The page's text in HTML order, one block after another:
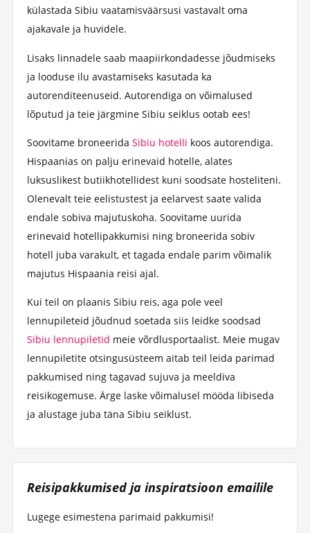
külastada Sibiu vaatamisväärsusi vastavalt oma
ajakavale ja huvidele.
Lisaks linnadele saab maapiirkondadesse jõudmiseks
ja looduse ilu avastamiseks kasutada ka
autorenditeenuseid. Autorendiga on võimalused
lõputud ja teie järgmine Sibiu seiklus ootab ees!
Soovitame broneerida Sibiu hotelli koos autorendiga.
Hispaanias on palju erinevaid hotelle, alates
luksuslikest butiikhotellidest kuni soodsate hosteliteni.
Olenevalt teie eelistustest ja eelarvest saate valida
endale sobiva majutuskoha. Soovitame uurida
erinevaid hotellipakkumisi ning broneerida sobiv
hotell juba varakult, et tagada endale parim võimalik
majutus Hispaania reisi ajal.
Kui teil on plaanis Sibiu reis, aga pole veel
lennupileteid jõudnud soetada siis leidke soodsad
Sibiu lennupiletid meie võrdlusportaalist. Meie mugav
lennupiletite otsingusüsteem aitab teil leida parimad
pakkumised ning tagavad sujuva ja meeldiva
reisikogemuse. Ärge laske võimalusel mööda libiseda
ja alustage juba täna Sibiu seiklust.
Reisipakkumised ja inspiratsioon emailile
Lugege esimestena parimaid pakkumisi!